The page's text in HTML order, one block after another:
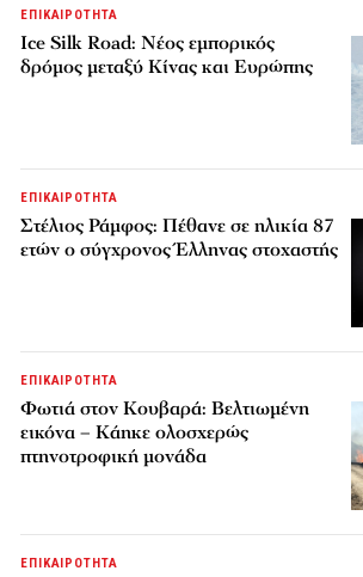
ΕΠΙΚΑΙΡΟΤΗΤΑ
Ice Silk Road: Nέος εμπορικός
δρόμος μεταξύ Κίνας και Ευρώπης
ΕΠΙΚΑΙΡΟΤΗΤΑ
Στέλιος Ράμφος: Πέθανε σε ηλικία 87
ετών ο σύγχρονος Έλληνας στοχαστής
ΕΠΙΚΑΙΡΟΤΗΤΑ
Φωτιά στον Κουβαρά: Βελτιωμένη
εικόνα – Κάηκε ολοσχερώς
πτηνοτροφική μονάδα
ΕΠΙΚΑΙΡΟΤΗΤΑ